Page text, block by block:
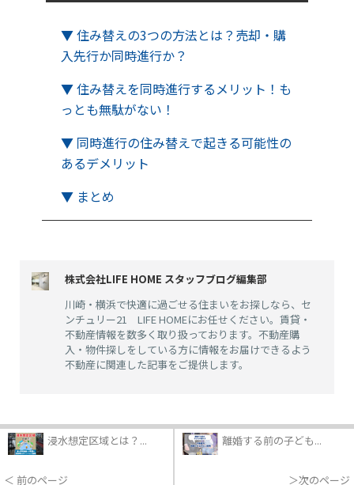
▼ 住み替えの3つの方法とは？売却・購
入先行か同時進行か？
▼ 住み替えを同時進行するメリット！も
っとも無駄がない！
▼ 同時進行の住み替えで起きる可能性の
あるデメリット
▼ まとめ
株式会社LIFE HOME スタッフブログ編集部
川崎・横浜で快適に過ごせる住まいをお探しなら、セ
ンチュリー21 LIFE HOMEにお任せください。賃貸・
不動産情報を数多く取り扱っております。不動産購
入・物件探しをしている方に情報をお届けできるよう
不動産に関連した記事をご提供します。
浸水想定区域とは？...
＜ 前のページ
離婚する前の子ども...
＞次のページ